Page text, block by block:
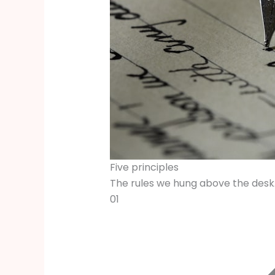
Five principles
The rules we hung above the
01